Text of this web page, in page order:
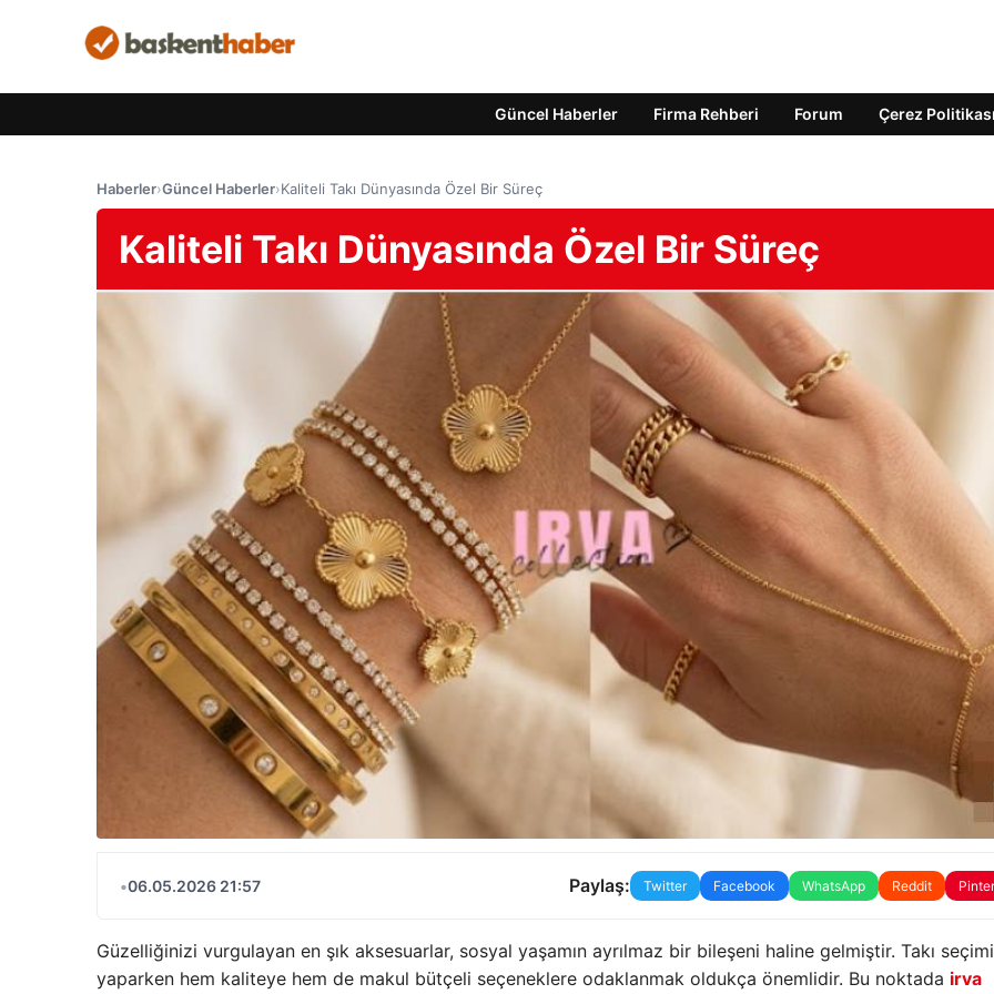
Güncel Haberler Firma Rehberi Forum Çerez Politikası
Haberler›Güncel Haberler›Kaliteli Takı Dünyasında Özel Bir Süreç
Kaliteli Takı Dünyasında Özel Bir Süreç
•06.05.2026 21:57 Paylaş: Twitter Facebook WhatsApp Reddit
Güzelliğinizi vurgulayan en şık aksesuarlar, sosyal yaşamın ayrılmaz bir bileşeni haline gelmiştir. Takı seçimi
yaparken hem kaliteye hem de makul bütçeli seçeneklere odaklanmak oldukça önemlidir. Bu noktada irva